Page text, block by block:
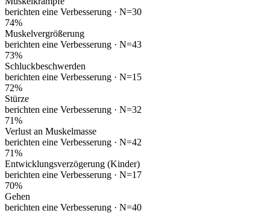
berichten eine Verbesserung · N=30
74%
Muskelvergrößerung
berichten eine Verbesserung · N=43
73%
Schluckbeschwerden
berichten eine Verbesserung · N=15
72%
Stürze
berichten eine Verbesserung · N=32
71%
Verlust an Muskelmasse
berichten eine Verbesserung · N=42
71%
Entwicklungsverzögerung (Kinder)
berichten eine Verbesserung · N=17
70%
Gehen
berichten eine Verbesserung · N=40